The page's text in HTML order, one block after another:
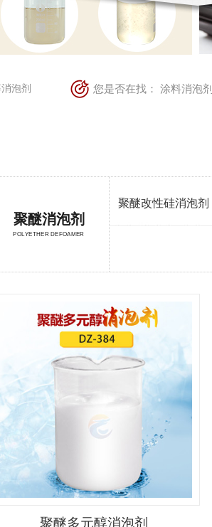
泡剂 您是否在找： 涂料消泡剂
聚醚消泡剂
POLYETHER DEFOAMER
聚醚改性硅消泡剂
聚醚多元醇消泡剂